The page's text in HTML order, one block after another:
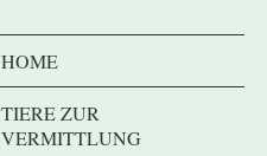
HOME
TIERE ZUR
VERMITTLUNG